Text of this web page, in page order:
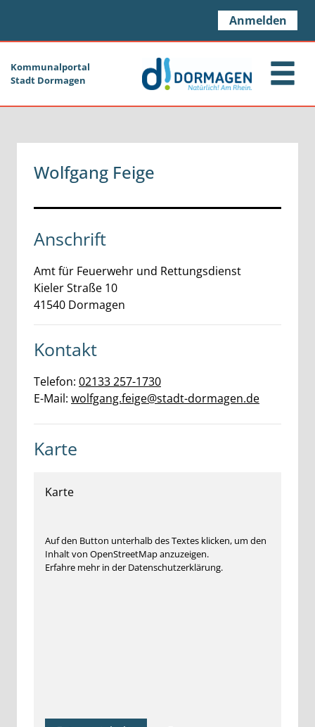
Anmelden
Kommunalportal
Stadt Dormagen
Wolfgang Feige
Anschrift
Amt für Feuerwehr und Rettungsdienst
Kieler Straße 10
41540 Dormagen
Kontakt
Telefon: 02133 257-1730
E-Mail: wolfgang.feige@stadt-dormagen.de
Karte
Karte
Auf den Button unterhalb des Textes klicken, um den
Inhalt von OpenStreetMap anzuzeigen.
Erfahre mehr in der Datenschutzerklärung.